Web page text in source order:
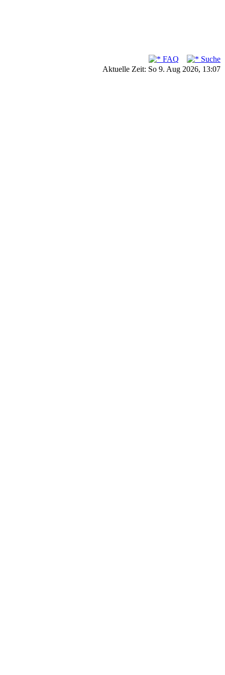
FAQ
Suche
Aktuelle Zeit: So 9. Aug 2026, 13:07